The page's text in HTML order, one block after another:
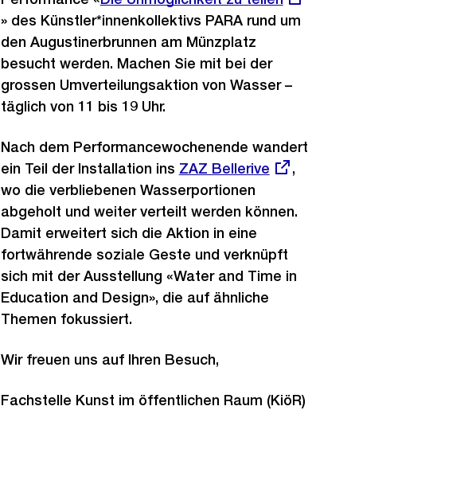
Link:
» des Künstler*innenkollektivs PARA rund um
den Augustinerbrunnen am Münzplatz
besucht werden. Machen Sie mit bei der
grossen Umverteilungsaktion von Wasser –
täglich von 11 bis 19 Uhr.
Nach dem Performancewochenende wandert
ein Teil der Installation ins Externer
Link:
ZAZ Bellerive
,
wo die verbliebenen Wasserportionen
abgeholt und weiter verteilt werden können.
Damit erweitert sich die Aktion in eine
fortwährende soziale Geste und verknüpft
sich mit der Ausstellung «Water and Time in
Education and Design», die auf ähnliche
Themen fokussiert.
Wir freuen uns auf Ihren Besuch,
Fachstelle Kunst im öffentlichen Raum (KiöR)